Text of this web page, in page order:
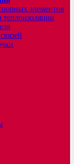
элементов